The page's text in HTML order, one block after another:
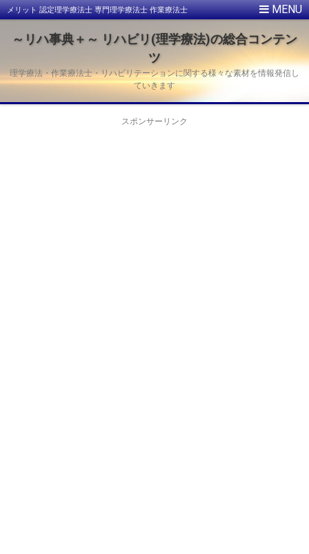
メリット 認定理学療法士 専門理学療法士 作業療法士
～リハ事典＋～ リハビリ(理学療法)の総合コンテン
ツ
理学療法・作業療法士・リハビリテーションに関する様々な素材を情報発信し
ていきます
スポンサーリンク